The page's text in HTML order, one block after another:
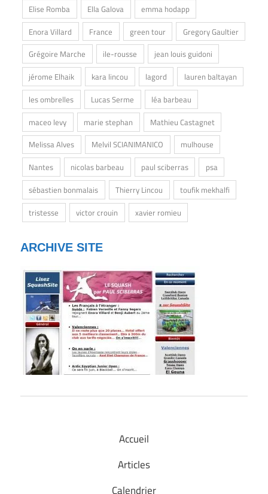
Elise Romba
Ella Galova
emma hodapp
Enora Villard
France green tour
Gregory Gaultier
Grégoire Marche
ile-rousse
jean louis guidoni
jérome Elhaik
kara lincou lagord
lauren baltayan
les ombrelles
Lucas Serme
léa barbeau
maceo levy
marie stephan
Mathieu Castagnet
Melissa Alves
Melvil SCIANIMANICO
mulhouse
Nantes
nicolas barbeau paul sciberras
psa
sébastien bonmalais
Thierry Lincou
toufik mekhalfi
tristesse
victor crouin xavier romieu
ARCHIVE SITE
Accueil
Articles
Calendrier